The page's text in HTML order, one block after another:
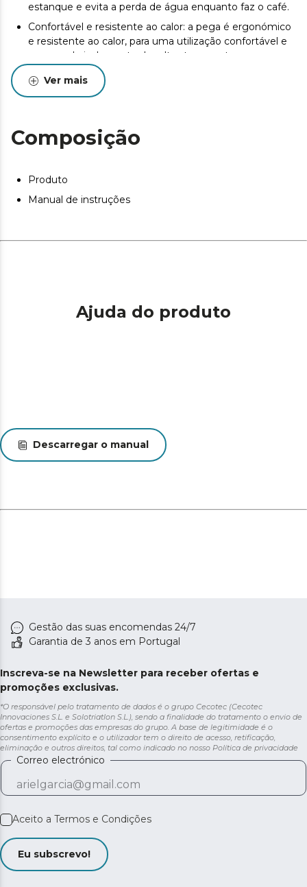
estanque e evita a perda de água enquanto faz o café.
Confortável e resistente ao calor: a pega é ergonómico
e resistente ao calor, para uma utilização confortável e
um grande isolamento das altas temperaturas.
Filtro de alta qualidade: o filtro interior é de aço
inoxidável de alta qualidade para conseguir o café mais
que indica o limite de água que deve ser introduzido.
Ver mais
Composição
Produto
Manual de instruções
Ajuda do produto
Descarregar o manual
Gestão das suas encomendas 24/7
Garantia de 3 anos em Portugal
Inscreva-se na Newsletter para receber ofertas e
promoções exclusivas.
*O responsável pelo tratamento de dados é o grupo Cecotec (Cecotec
Innovaciones S.L. e Solotriatlon S.L.), sendo a finalidade do tratamento o envio de
ofertas e promoções das empresas do grupo. A base de legitimidade é o
consentimento explícito e o utilizador tem o direito de acesso, retificação,
eliminação e outros direitos, tal como indicado no nosso Política de privacidade
Correo electrónico
Aceito a Termos e Condições
Eu subscrevo!